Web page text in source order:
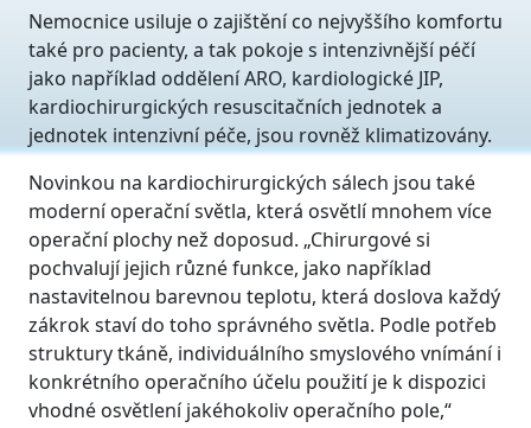
Nemocnice usiluje o zajištění co nejvyššího komfortu
také pro pacienty, a tak pokoje s intenzivnější péčí
jako například oddělení ARO, kardiologické JIP,
kardiochirurgických resuscitačních jednotek a
jednotek intenzivní péče, jsou rovněž klimatizovány.
Novinkou na kardiochirurgických sálech jsou také
moderní operační světla, která osvětlí mnohem více
operační plochy než doposud. „Chirurgové si
pochvalují jejich různé funkce, jako například
nastavitelnou barevnou teplotu, která doslova každý
zákrok staví do toho správného světla. Podle potřeb
struktury tkáně, individuálního smyslového vnímání i
konkrétního operačního účelu použití je k dispozici
vhodné osvětlení jakéhokoliv operačního pole,“